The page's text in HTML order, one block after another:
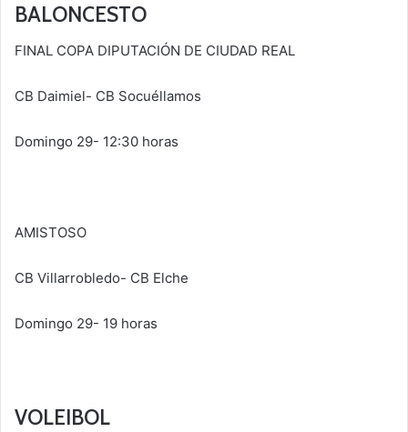
BALONCESTO
FINAL COPA DIPUTACIÓN DE CIUDAD REAL
CB Daimiel- CB Socuéllamos
Domingo 29- 12:30 horas
AMISTOSO
CB Villarrobledo- CB Elche
Domingo 29- 19 horas
VOLEIBOL